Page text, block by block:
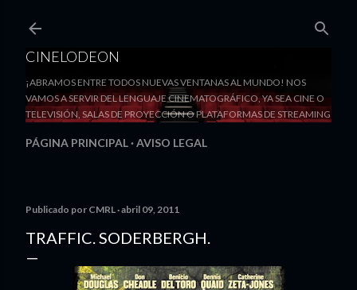
CINELODEON
¡ABRAMOS ENTRE TODOS NUEVAS VENTANAS AL MUNDO! NOS
VAMOS A SERVIR DEL LENGUAJE CINEMATOGRÁFICO, YA SEA CINE O
TELEVISIÓN, SALAS DE PROYECCIÓN O PLATAFORMAS DE STREAMING
PÁGINA PRINCIPAL AVISO LEGAL
Publicado por CMRL abril 09, 2011
TRAFFIC. SODERBERGH.